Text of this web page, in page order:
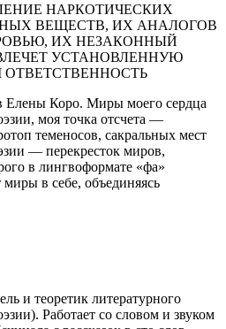
НАРКОТИЧЕСКИХ
ВЕЩЕСТВ, ИХ АНАЛОГОВ
ИХ НЕЗАКОННЫЙ
УСТАНОВЛЕННУЮ
Елены Коро. Миры моего сердца
моя точка отсчета —
теменосов, сакральных мест
— перекресток миров,
в лингвоформате «фа»
в себе, объединяясь
и теоретик литературного
Работает со словом и звуком